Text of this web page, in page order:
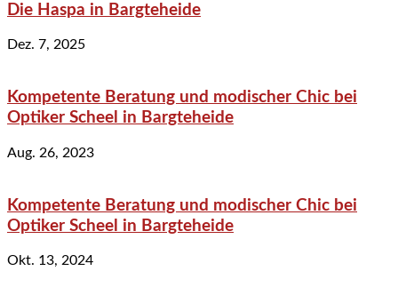
Die Haspa in Bargteheide
Dez. 7, 2025
Kompetente Beratung und modischer Chic bei
Optiker Scheel in Bargteheide
Aug. 26, 2023
Kompetente Beratung und modischer Chic bei
Optiker Scheel in Bargteheide
Okt. 13, 2024